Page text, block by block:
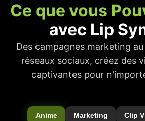
Ce que vous
avec Lip
Des campagnes marketing
réseaux sociaux, créez des
captivantes pour
Anime Marketing Clip